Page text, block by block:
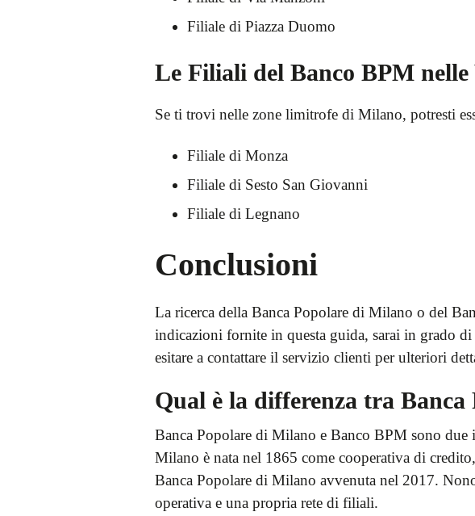
Filiale di Piazza Duomo
Le Filiali del Banco BPM nelle
Se ti trovi nelle zone limitrofe di Milano, potresti
Filiale di Monza
Filiale di Sesto San Giovanni
Filiale di Legnano
Conclusioni
La ricerca della Banca Popolare di Milano o del
indicazioni fornite in questa guida, sarai in grado
esitare a contattare il servizio clienti per ulteriori
Qual è la differenza tra
Banca Popolare di Milano e Banco BPM sono
Milano è nata nel 1865 come cooperativa di
Banca Popolare di Milano avvenuta nel 2017.
operativa e una propria rete di filiali.